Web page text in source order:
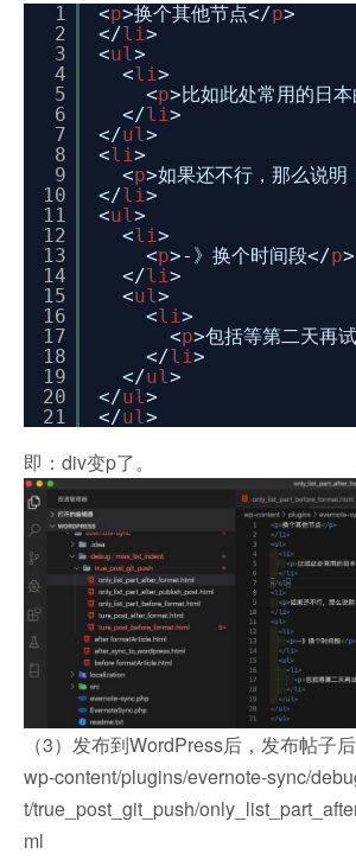
1
2
3
4
5
6
7
8
9
10
11
12
13
14
15
16
17
18
19
20
21
<p>换个其他节点</p>
</li>
<ul>
<li>
<p>比如此处常用的日
</li>
</ul>
<li>
<p>如果还不行，那么说
</li>
<ul>
<li>
<p>-》换个时间段</p>
</li>
<ul>
<li>
<p>包括等第二天再
</li>
</ul>
</ul>
</ul>
即：div变p了。
（3）发布到WordPress后，发布帖子后
wp-content/plugins/evernote-sync/
t/true_post_git_push/
ml